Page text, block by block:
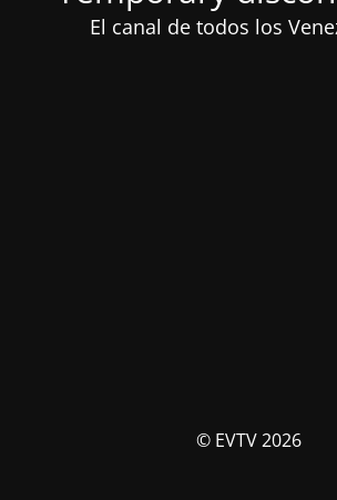
El canal de todos los
© EVTV 2026